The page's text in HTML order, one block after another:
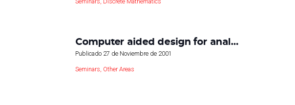
Computer aided design for anal…
Publicado 27 de Noviembre de 2001
Seminars, Other Areas